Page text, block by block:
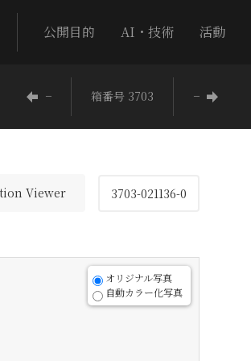
公開目的 AI・技術 活動
− 箱番号 3703 −
Viewer 3703-021136-0
オリジナル写真
自動カラー化写真